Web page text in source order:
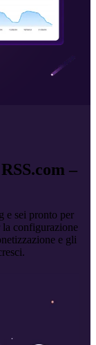
–
e sei pronto per
la configurazione
e gli